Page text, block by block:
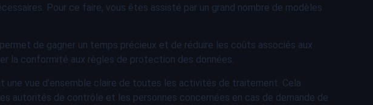
Pour ce faire, vous êtes assisté par un grand nombre de modèles
de gagner un temps précieux et de réduire les coûts associés aux
la conformité aux règles de protection des données.
une vue d'ensemble claire de toutes les activités de traitement. Cela
autorités de contrôle et les personnes concernées en cas de demande de